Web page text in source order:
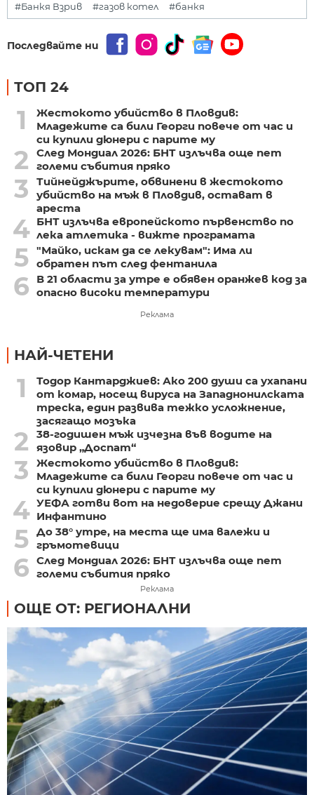
#Банкя Взрив #газов котел #банкя
Последвайте ни
ТОП 24
1
Жестокото убийство в Пловдив:
Младежите са били Георги повече от час и
си купили дюнери с парите му
2
След Мондиал 2026: БНТ излъчва още пет
големи събития пряко
3
Тийнейджърите, обвинени в жестокото
убийство на мъж в Пловдив, остават в
ареста
4 БНТ излъчва европейското първенство по
лека атлетика - вижте програмата
5 "Майко, искам да се лекувам": Има ли
обратен път след фентанила
6
В 21 области за утре е обявен оранжев код за
опасно високи температури
Реклама
НАЙ-ЧЕТЕНИ
1
Тодор Кантарджиев: Ако 200 души са ухапани
от комар, носещ вируса на Западнонилската
треска, един развива тежко усложнение,
засягащо мозъка
2
38-годишен мъж изчезна във водите на
язовир „Доспат“
3
Жестокото убийство в Пловдив:
Младежите са били Георги повече от час и
си купили дюнери с парите му
4 УЕФА готви вот на недоверие срещу Джани
Инфантино
5 До 38° утре, на места ще има валежи и
гръмотевици
6 След Мондиал 2026: БНТ излъчва още пет
големи събития пряко
Реклама
ОЩЕ ОТ: РЕГИОНАЛНИ